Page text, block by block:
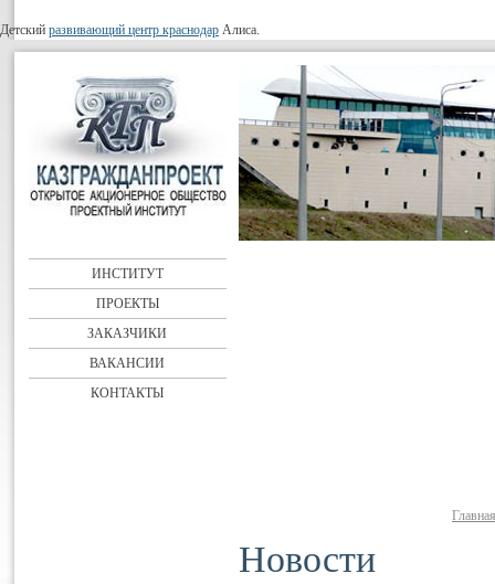
Детский развивающий центр краснодар Алиса.
ИНСТИТУТ
ПРОЕКТЫ
ЗАКАЗЧИКИ
ВАКАНСИИ
КОНТАКТЫ
Главная
Новости